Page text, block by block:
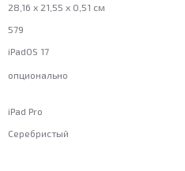
28,16 x 21,55 x 0,51 см
579
iPadOS 17
опционально
iPad Pro
Серебристый